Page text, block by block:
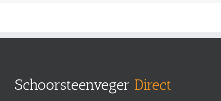
Schoorsteenveger Direct